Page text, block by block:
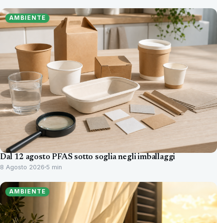
AMBIENTE
Dal 12 agosto PFAS sotto soglia negli imballaggi
8 Agosto 2026 5 min
AMBIENTE